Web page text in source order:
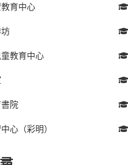
育中心
教育中心
院
心（彩明）